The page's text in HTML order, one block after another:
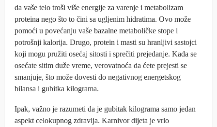
da vaše telo troši više energije za varenje i metabolizam
proteina nego što to čini sa ugljenim hidratima. Ovo može
pomoći u povećanju vaše bazalne metaboličke stope i
potrošnji kalorija. Drugo, protein i masti su hranljivi sastojci
koji mogu pružiti osećaj sitosti i sprečiti prejedanje. Kada se
osećate sitim duže vreme, verovatnoća da ćete prejesti se
smanjuje, što može dovesti do negativnog energetskog
bilansa i gubitka kilograma.
Ipak, važno je razumeti da je gubitak kilograma samo jedan
aspekt celokupnog zdravlja. Karnivor dijeta je vrlo